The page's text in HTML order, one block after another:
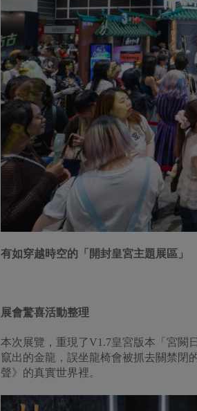
有如穿越時空的「開封皇宮主題展區」
展會驚喜活動整理
本次展覽，重現了V1.7皇宮版本「宮闕
竄出的金龍，誤坐龍椅會被抓去關禁閉
聲》的真實世界裡。